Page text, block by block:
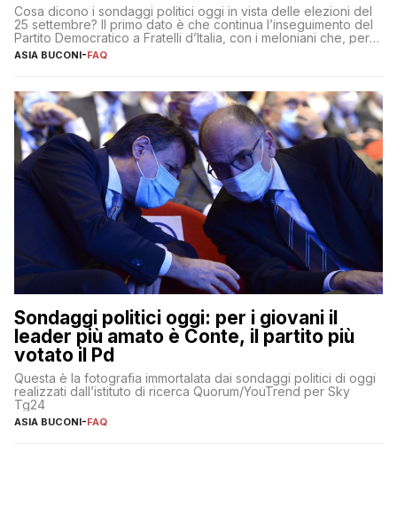
Cosa dicono i sondaggi politici oggi in vista delle elezioni del
25 settembre? Il primo dato è che continua l’inseguimento del
Partito Democratico a Fratelli d’Italia, con i meloniani che, però,
sembrano accumulare sempre più distacco affermandosi come
primo partito con il 24% (+0,7% rispetto a fine luglio), un
ASIA BUCONI-FAQ
Sondaggi politici oggi: per i giovani il
leader più amato è Conte, il partito più
votato il Pd
Questa è la fotografia immortalata dai sondaggi politici di oggi
realizzati dall’istituto di ricerca Quorum/YouTrend per Sky
Tg24
ASIA BUCONI-FAQ